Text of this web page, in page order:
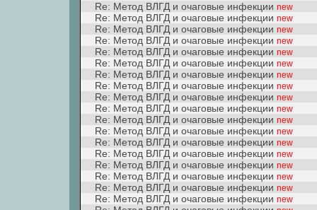
Re: Метод ВЛГД и очаговые инфекции new
Re: Метод ВЛГД и очаговые инфекции new
Re: Метод ВЛГД и очаговые инфекции new
Re: Метод ВЛГД и очаговые инфекции new
Re: Метод ВЛГД и очаговые инфекции new
Re: Метод ВЛГД и очаговые инфекции new
Re: Метод ВЛГД и очаговые инфекции new
Re: Метод ВЛГД и очаговые инфекции new
Re: Метод ВЛГД и очаговые инфекции new
Re: Метод ВЛГД и очаговые инфекции new
Re: Метод ВЛГД и очаговые инфекции new
Re: Метод ВЛГД и очаговые инфекции new
Re: Метод ВЛГД и очаговые инфекции new
Re: Метод ВЛГД и очаговые инфекции new
Re: Метод ВЛГД и очаговые инфекции new
Re: Метод ВЛГД и очаговые инфекции new
Re: Метод ВЛГД и очаговые инфекции new
Re: Метод ВЛГД и очаговые инфекции new